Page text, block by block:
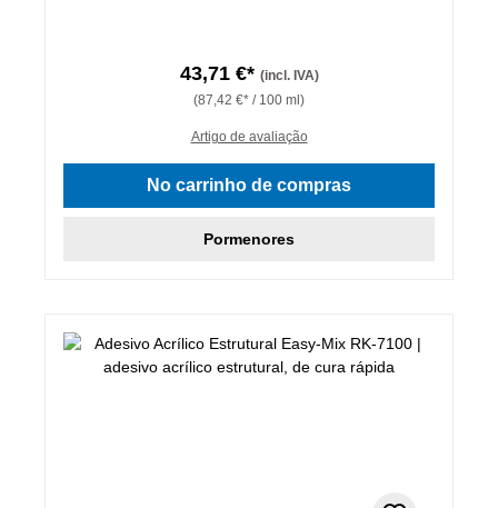
43,71 €* (incl. IVA)
(87,42 €* / 100 ml)
Artigo de avaliação
No carrinho de compras
Pormenores